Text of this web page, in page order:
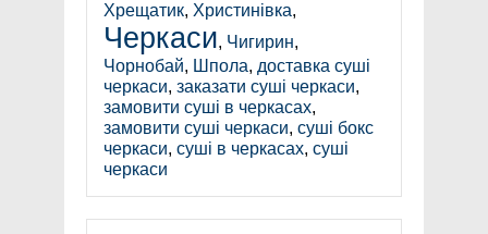
Хрещатик, Христинівка,
Черкаси, Чигирин,
Чорнобай, Шпола, доставка суші
черкаси, заказати суші черкаси,
замовити суші в черкасах,
замовити суші черкаси, суші бокс
черкаси, суші в черкасах, суші
черкаси